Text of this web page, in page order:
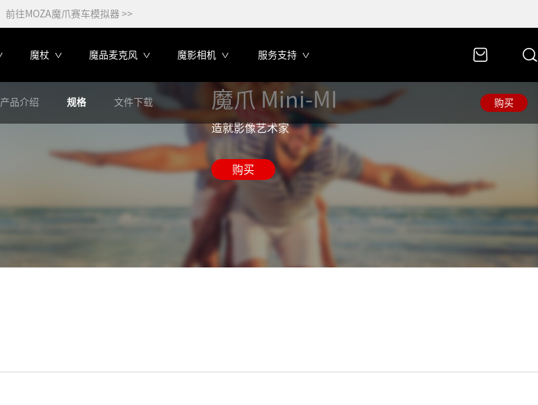
前往MOZA魔爪赛车模拟器 >>
魔杖 魔品麦克风 魔影相机 服务支持
魔爪 Mini-MI
造就影像艺术家
购买
产品介绍 规格 文件下载 购买